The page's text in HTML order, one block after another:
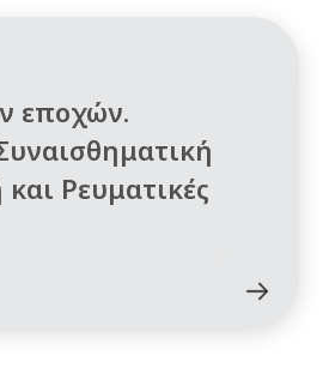
εποχών.
Ρευματικές